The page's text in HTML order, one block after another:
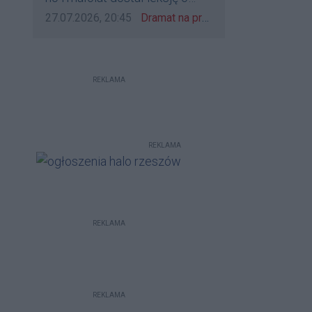
udzieleniu pierwszeństwa
Data dodania komentarza:
27.07.2026, 20:45 Źródło komentarza:
Dramat na przejeździe w Rzeszowie. 16-latek na hulajnodze wjechał wprost pod szynobus
REKLAMA
REKLAMA
REKLAMA
REKLAMA